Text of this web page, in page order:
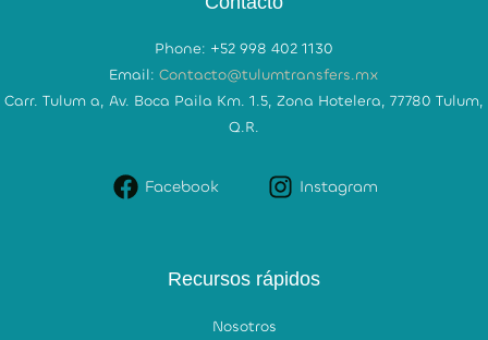
Phone: +52 998 402 1130
Email: Contacto@tulumtransfers.mx
Carr. Tulum a, Av. Boca Paila Km. 1.5, Zona Hotelera, 77780 Tulum,
Q.R.
Facebook Instagram
Recursos rápidos
Nosotros